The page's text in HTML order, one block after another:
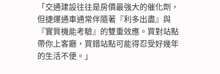
「交通建設往往是房價最強大的催化劑，
但捷運通車通常伴隨著『利多出盡』與
『實質機能考驗』的雙重效應。買對站點
帶你上客廳，買錯站點可能得忍受好幾年
的生活不便。」